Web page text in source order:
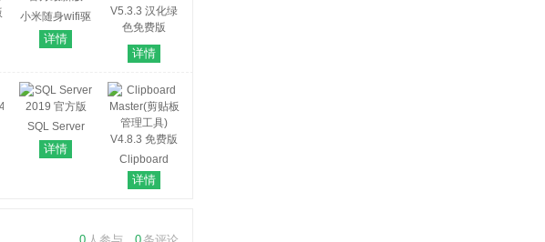
小米随身wifi驱
动 V2.5.0 官方
最新版
详情
WinNTSetup(系
统安装器)
V5.3.3 汉化绿
色免费版
详情
SQL Server
2019 官方版
详情
Clipboard
Master(剪贴板
管理工具)
详情